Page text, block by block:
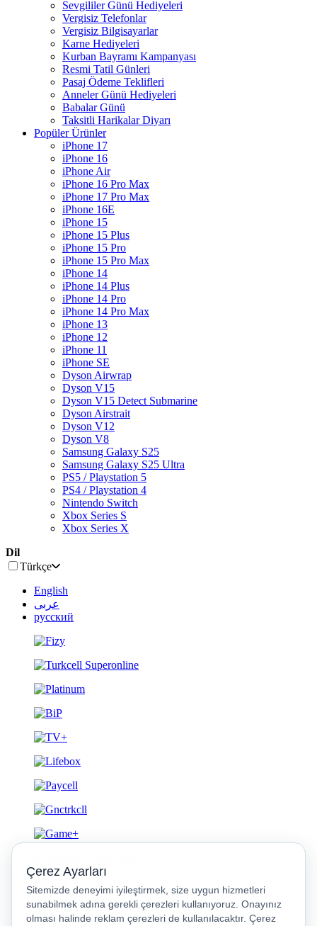
Sevgililer Günü Hediyeleri
Vergisiz Telefonlar
Vergisiz Bilgisayarlar
Karne Hediyeleri
Kurban Bayramı Kampanyası
Resmi Tatil Günleri
Pasaj Ödeme Teklifleri
Anneler Günü Hediyeleri
Babalar Günü
Taksitli Harikalar Diyarı
Popüler Ürünler
iPhone 17
iPhone 16
iPhone Air
iPhone 16 Pro Max
iPhone 17 Pro Max
iPhone 16E
iPhone 15
iPhone 15 Plus
iPhone 15 Pro
iPhone 15 Pro Max
iPhone 14
iPhone 14 Plus
iPhone 14 Pro
iPhone 14 Pro Max
iPhone 13
iPhone 12
iPhone 11
iPhone SE
Dyson Airwrap
Dyson V15
Dyson V15 Detect Submarine
Dyson Airstrait
Dyson V12
Dyson V8
Samsung Galaxy S25
Samsung Galaxy S25 Ultra
PS5 / Playstation 5
PS4 / Playstation 4
Nintendo Switch
Xbox Series S
Xbox Series X
Dil
Türkçe
English
عربى
русский